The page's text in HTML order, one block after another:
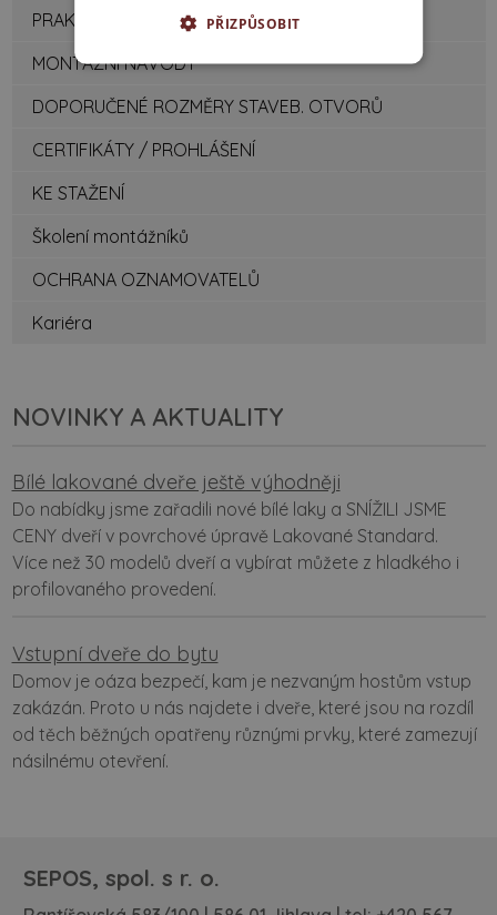
PRAKTICKÉ RADY
MONTÁŽNÍ NÁVODY
DOPORUČENÉ ROZMĚRY STAVEB. OTVORŮ
CERTIFIKÁTY / PROHLÁŠENÍ
KE STAŽENÍ
Školení montážníků
OCHRANA OZNAMOVATELŮ
Kariéra
NOVINKY A AKTUALITY
Bílé lakované dveře ještě výhodněji
Do nabídky jsme zařadili nové bílé laky a SNÍŽILI JSME
CENY dveří v povrchové úpravě Lakované Standard.
Více než 30 modelů dveří a vybírat můžete z hladkého i
profilovaného provedení.
Vstupní dveře do bytu
Domov je oáza bezpečí, kam je nezvaným hostům vstup
zakázán. Proto u nás najdete i dveře, které jsou na rozdíl
od těch běžných opatřeny různými prvky, které zamezují
násilnému otevření.
SEPOS, spol. s r. o.
PŘIZPŮSOBIT